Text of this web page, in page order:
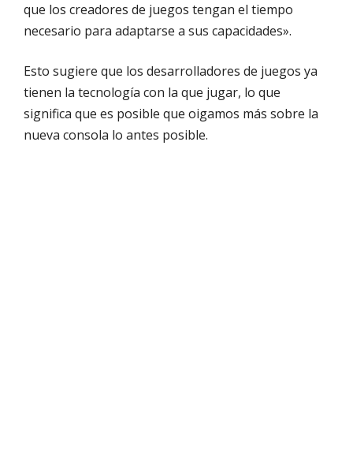
que los creadores de juegos tengan el tiempo
necesario para adaptarse a sus capacidades».
Esto sugiere que los desarrolladores de juegos ya
tienen la tecnología con la que jugar, lo que
significa que es posible que oigamos más sobre la
nueva consola lo antes posible.